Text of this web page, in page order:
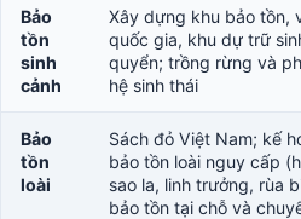
Bảo
tồn
sinh
cảnh
Xây dựng khu bảo tồn,
quốc gia, khu dự trữ
quyển; trồng rừng và
hệ sinh thái
Bảo
tồn
loài
Sách đỏ Việt Nam; kế
bảo tồn loài nguy cấp
sao la, linh trưởng, rùa
bảo tồn tại chỗ và